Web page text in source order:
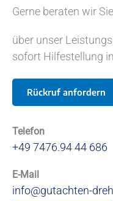
Gerne beraten wir
über unser
sofort Hilfestellung
Rückruf anfordern
Telefon
+49 7476.94 44 686
E-Mail
info@gutachten-